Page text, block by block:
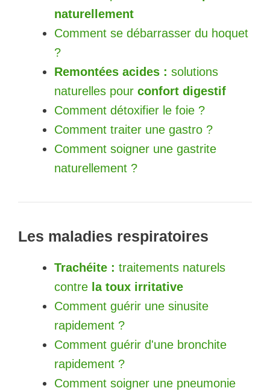
naturellement
Comment se débarrasser du hoquet
?
Remontées acides : solutions
naturelles pour confort digestif
Comment détoxifier le foie ?
Comment traiter une gastro ?
Comment soigner une gastrite
naturellement ?
Les maladies respiratoires
Trachéite : traitements naturels
contre la toux irritative
Comment guérir une sinusite
rapidement ?
Comment guérir d'une bronchite
rapidement ?
Comment soigner une pneumonie